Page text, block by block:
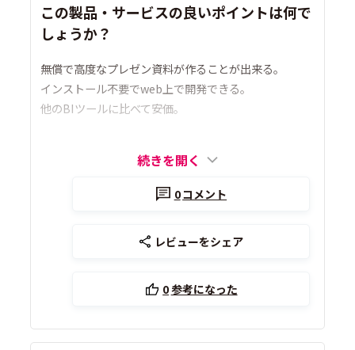
この製品・サービスの良いポイントは何で
しょうか？
無償で高度なプレゼン資料が作ることが出来る。
インストール不要でweb上で開発できる。
他のBIツールに比べて安価。
続きを開く
0コメント
レビューをシェア
0参考になった